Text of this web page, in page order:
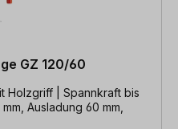
GZ 120/60
Holzgriff | Spannkraft bis
Ausladung 60 mm,